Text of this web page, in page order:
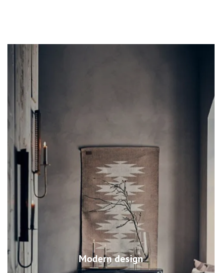
Modern design